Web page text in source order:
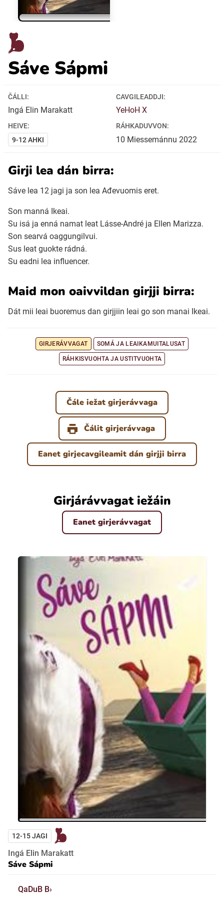
Sáve Sápmi
ČÁLLI:
Ingá Elin Marakatt
CAVGILEADDJI:
YeHoH X
HEIVE:
9-12 AHKI
RÁHKADUVVON:
10 Miessemánnu 2022
Girji lea dán birra:
Sáve lea 12 jagi ja son lea Ađevuomis eret.
Son manná Ikeai.
Su isá ja enná namat leat Lásse-André ja Ellen Marizza.
Son searvá oaggungilvui.
Sus leat guokte rádná.
Su eadni lea influencer.
Maid mon oaivvildan girjji birra:
Dát mii leai buoremus dan girjjiin leai go son manai Ikeai.
GIRJERÁVVAGAT SOMÁ JA LEAIKAMUITALUSAT
RÁHKISVUOHTA JA USTITVUOHTA
Čále iežat girjerávvaga
Čálit girjerávvaga
Eanet girjecavgileamit dán girjji birra
Girjárávvagat iežáin
Eanet girjerávvagat
12-15 JAGI
Ingá Elin Marakatt
Sáve Sápmi
QaDuB B